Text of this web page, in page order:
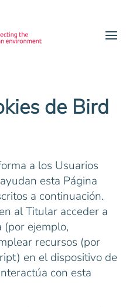
de Bird
a los Usuarios
esta Página
a continuación.
al Titular acceder a
ejemplo,
recursos (por
en el dispositivo de
con esta